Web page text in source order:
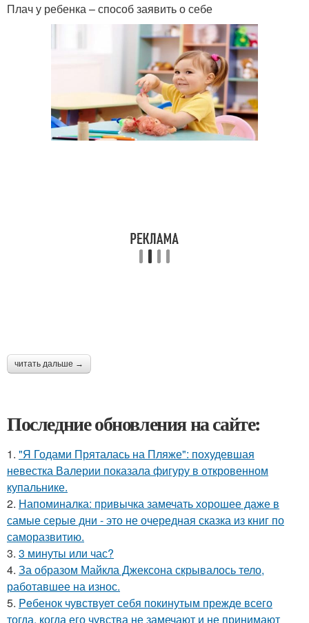
Плач у ребенка – способ заявить о себе
читать дальше →
Последние обновления на сайте:
1. "Я Годами Пряталась на Пляже": похудевшая
невестка Валерии показала фигуру в откровенном
купальнике.
2. Напоминалка: привычка замечать хорошее даже в
самые серые дни - это не очередная сказка из книг по
саморазвитию.
3. 3 минуты или час?
4. За образом Майкла Джексона скрывалось тело,
работавшее на износ.
5. Peбенок чувствует себя покинутым прежде всего
тогда, когда его чувства не замечают и не принимают